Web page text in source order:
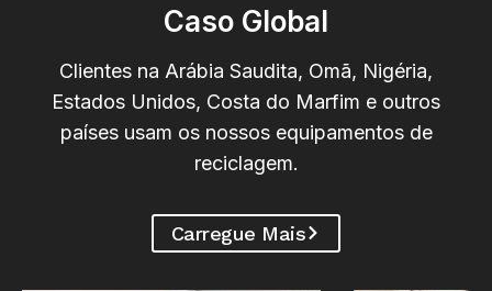
Caso Global
Clientes na Arábia Saudita, Omã, Nigéria,
Estados Unidos, Costa do Marfim e outros
países usam os nossos equipamentos de
reciclagem.
Carregue Mais